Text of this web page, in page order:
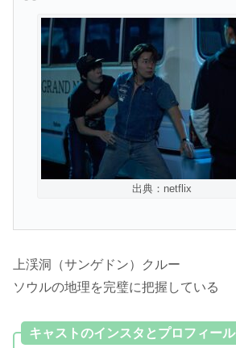
出典：netflix
上渓洞（サンゲドン）クルー
ソウルの地理を完璧に把握している
キャストのインスタとプロフィール